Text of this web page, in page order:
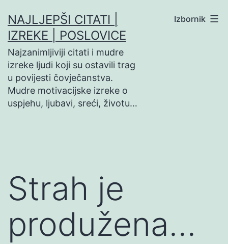
na
sadržaj
NAJLJEPŠI CITATI |
IZREKE | POSLOVICE
Najzanimljiviji citati i mudre
izreke ljudi koji su ostavili trag
u povijesti čovječanstva.
Mudre motivacijske izreke o
uspjehu, ljubavi, sreći, životu…
Izbornik
Strah je
produžena…